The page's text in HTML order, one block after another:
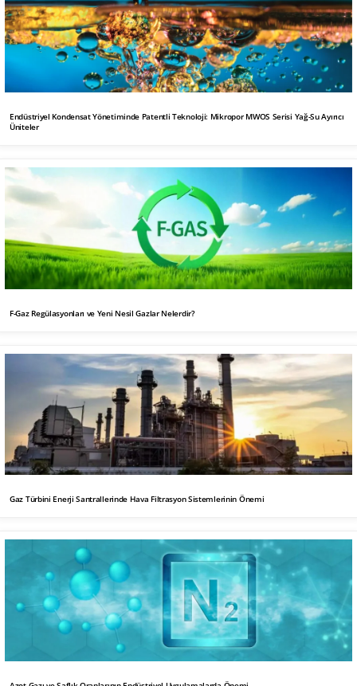
Endüstriyel Kondensat Yönetiminde Patentli Teknoloji: Mikropor MWOS Serisi Yağ-Su Ayırıcı
Üniteler
F-Gaz Regülasyonları ve Yeni Nesil Gazlar Nelerdir?
Gaz Türbini Enerji Santrallerinde Hava Filtrasyon Sistemlerinin Önemi